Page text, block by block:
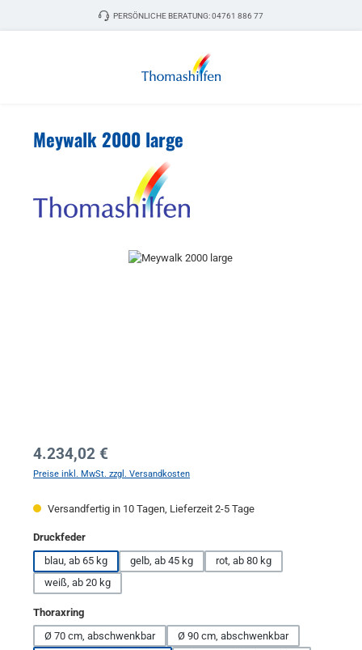
Zum Hauptinhalt springenPERSÖNLICHE BERATUNG:04761 886 77
Meywalk 2000 large
Bildergalerie überspringen
Regulärer Preis:
4.234,02 €
Preise inkl. MwSt. zzgl. Versandkosten
Versandfertig in 10 Tagen, Lieferzeit 2-5 Tage
Druckfederauswählen
blau, ab 65 kg
gelb, ab 45 kg
rot, ab 80 kg
weiß, ab 20 kg
Thoraxringauswählen
Ø 70 cm, abschwenkbar
Ø 90 cm, abschwenkbar